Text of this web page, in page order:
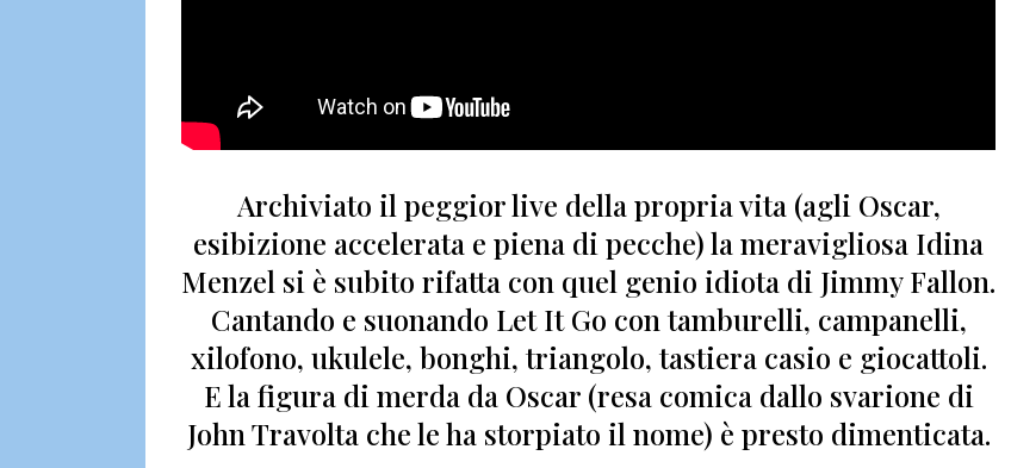
Archiviato il peggior live della propria vita (agli Oscar,
esibizione accelerata e piena di pecche)la meravigliosa Idina
Menzel si è subito rifatta con quel genio idiota di Jimmy Fallon.
Cantando e suonando Let It Go con tamburelli, campanelli,
xilofono, ukulele, bonghi, triangolo, tastiera casio e giocattoli.
E la figura di merda da Oscar (resa comica dallo svarione di
John Travolta che le ha storpiato il nome) è presto dimenticata.